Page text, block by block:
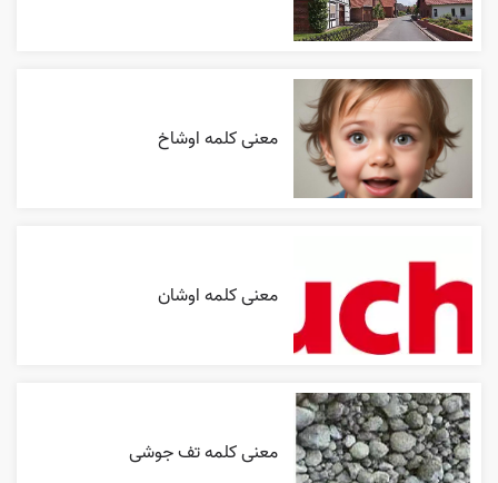
معنی کلمه اوشاخ
معنی کلمه اوشان
معنی کلمه تف جوشی